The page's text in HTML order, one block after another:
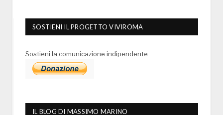
SOSTIENI IL PROGETTO VIVIROMA
Sostieni la comunicazione indipendente
IL BLOG DI MASSIMO MARINO